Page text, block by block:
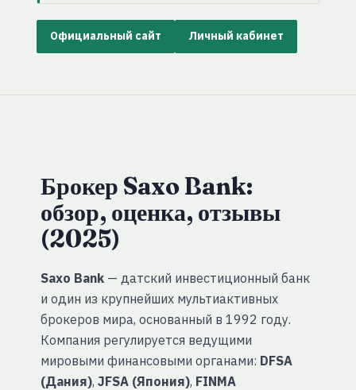
Официальный сайт Личный кабинет
Брокер Saxo Bank:
обзор, оценка, отзывы
(2025)
Saxo Bank— датский инвестиционный банк
и один из крупнейших мультиактивных
брокеров мира, основанный в 1992 году.
Компания регулируется ведущими
мировыми финансовыми органами: DFSA
(Дания), JFSA (Япония), FINMA